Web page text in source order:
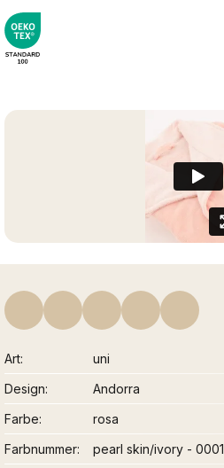
Art
uni
Design
Andorra
Farbe
rosa
Farbnummer
pearl skin/ivory - 0001